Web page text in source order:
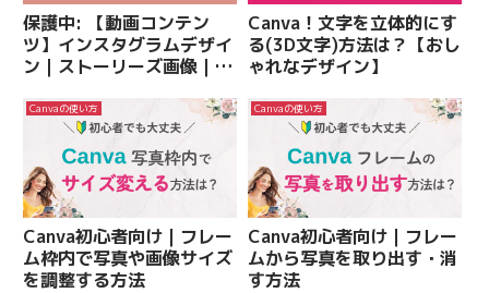
保護中: 【動画コンテン
ツ】インスタグラムデザイ
ン｜ストーリーズ画像｜フ
Canva！文字を立体的にす
る(3D文字)方法は？【おし
ゃれなデザイン】
Canvaの使い方
Canva初心者向け｜フレー
ム枠内で写真や画像サイズ
を調整する方法
Canvaの使い方
Canva初心者向け｜フレー
ムから写真を取り出す・消
す方法